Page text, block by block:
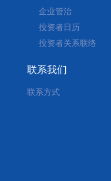
企业管治
投资者日历
投资者关系联络
联系我们
联系方式